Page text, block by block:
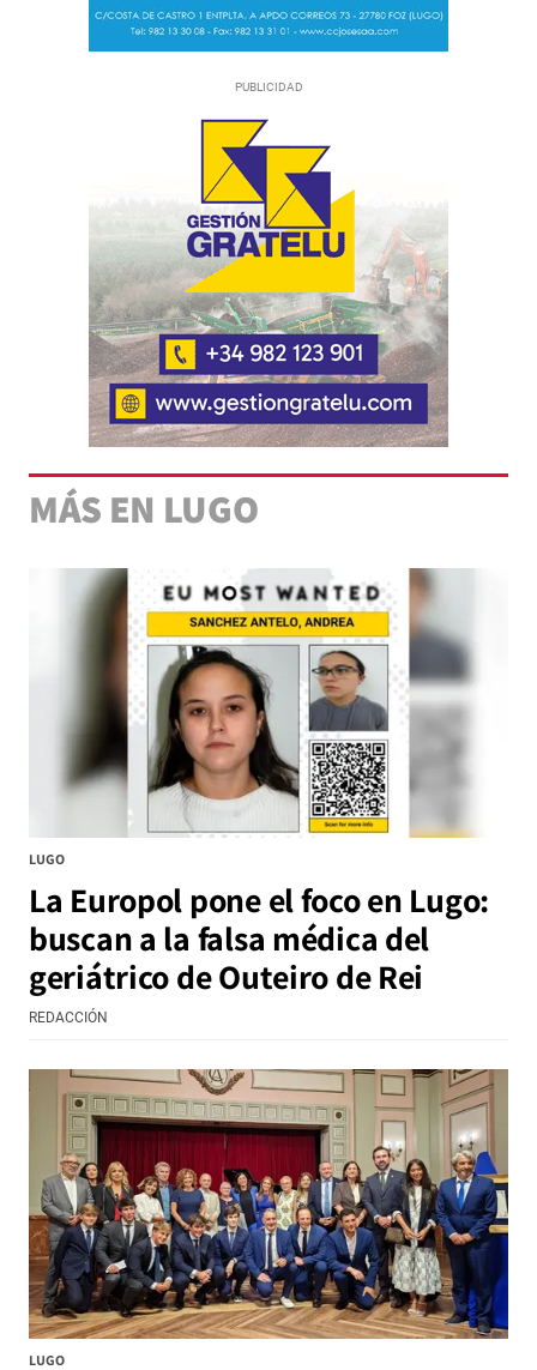
MÁS EN LUGO
LUGO
La Europol pone el foco en Lugo:
buscan a la falsa médica del
geriátrico de Outeiro de Rei
REDACCIÓN
LUGO